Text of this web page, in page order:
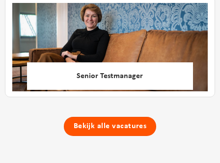
Senior Testmanager
Bekijk alle vacatures